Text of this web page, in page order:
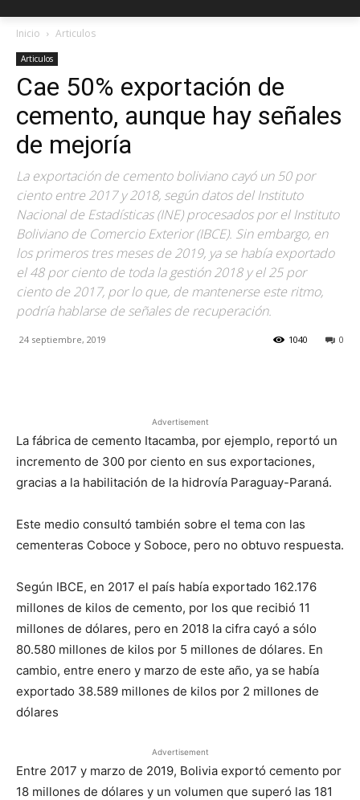
Inicio Articulos
Articulos
Cae 50% exportación de
cemento, aunque hay señales
de mejoría
La exportación de cemento boliviano cayó un 50 por
ciento entre 2017 y 2018, según datos del Instituto
Nacional de Estadísticas (INE) procesados por el Instituto
Boliviano de Comercio Exterior (IBCE). Sin embargo, en
los primeros tres meses de 2019, ya se había exportado
el 48 por ciento de toda la gestión 2018 y el 25 por
ciento de 2017, por lo que, de mantenerse este ritmo,
podría hablarse de señales de recuperación.
24 septiembre, 2019 0
1040
Advertisement
La fábrica de cemento Itacamba, por ejemplo, reportó un
incremento de 300 por ciento en sus exportaciones,
gracias a la habilitación de la hidrovía Paraguay-Paraná.
Este medio consultó también sobre el tema con las
cementeras Coboce y Soboce, pero no obtuvo respuesta.
Según IBCE, en 2017 el país había exportado 162.176
millones de kilos de cemento, por los que recibió 11
millones de dólares, pero en 2018 la cifra cayó a sólo
80.580 millones de kilos por 5 millones de dólares. En
cambio, entre enero y marzo de este año, ya se había
exportado 38.589 millones de kilos por 2 millones de
dólares
Advertisement
Entre 2017 y marzo de 2019, Bolivia exportó cemento por
18 millones de dólares y un volumen que superó las 181